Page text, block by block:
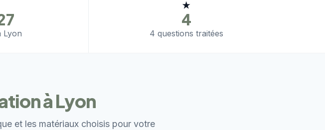
Lyon
★
4
4 questions traitées
à Lyon
et les matériaux choisis pour votre